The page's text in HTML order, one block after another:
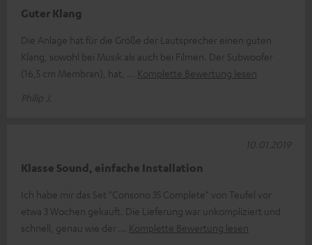
Guter Klang
Die Anlage hat für die Größe der Lautsprecher einen guten
Klang, sowohl bei Musik als auch bei Filmen. Der Subwoofer
(16,5 cm Membran), hat,
Komplette Bewertung lesen
Philip J.
Klasse Sound, einfache Installation
Ich habe mir das Set "Consono 35 Complete" von Teufel vor
etwa 3 Wochen gekauft. Die Lieferung war unkompliziert und
schnell, genau wie der
Komplette Bewertung lesen
10.01.2019